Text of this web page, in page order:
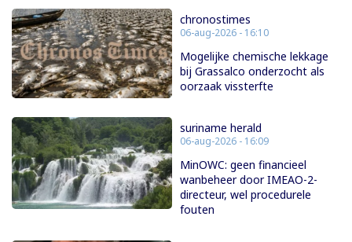
chronostimes
06-aug-2026 - 16:10
Mogelijke chemische lekkage
bij Grassalco onderzocht als
oorzaak vissterfte
suriname herald
06-aug-2026 - 16:09
MinOWC: geen financieel
wanbeheer door IMEAO-2-
directeur, wel procedurele
fouten